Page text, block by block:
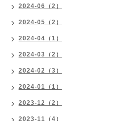
2024-06（2）
2024-05（2）
2024-04（1）
2024-03（2）
2024-02（3）
2024-01（1）
2023-12（2）
2023-11（4）